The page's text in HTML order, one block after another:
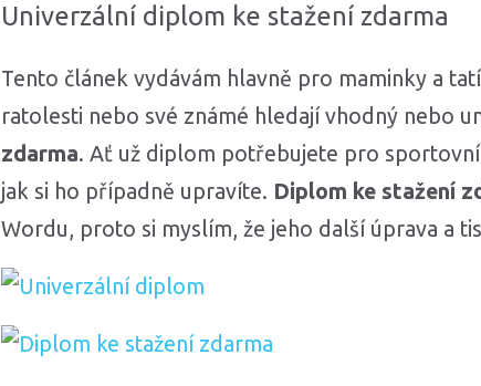
Univerzální diplom ke stažení zdarma
Tento článek vydávám hlavně pro maminky a
ratolesti nebo své známé hledají vhodný nebo
zdarma. Ať už diplom potřebujete pro sportovní
jak si ho případně upravíte. Diplom ke stažení
Wordu, proto si myslím, že jeho další úprava a